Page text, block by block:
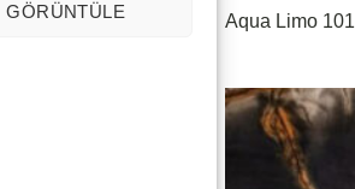
GÖRÜNTÜLE
Aqua Limo 101